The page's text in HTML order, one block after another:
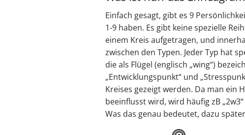
Einfach gesagt, gibt es 9
1-9 haben. Es gibt keine spezielle
einem Kreis aufgetragen, und
zwischen den Typen. Jeder Typ hat
die als Flügel (englisch „wing“)
„Entwicklungspunkt“ und
Kreises gezeigt werden. Da man ein
beeinflusst wird, wird häufig zB
Was das genau bedeutet, dazu